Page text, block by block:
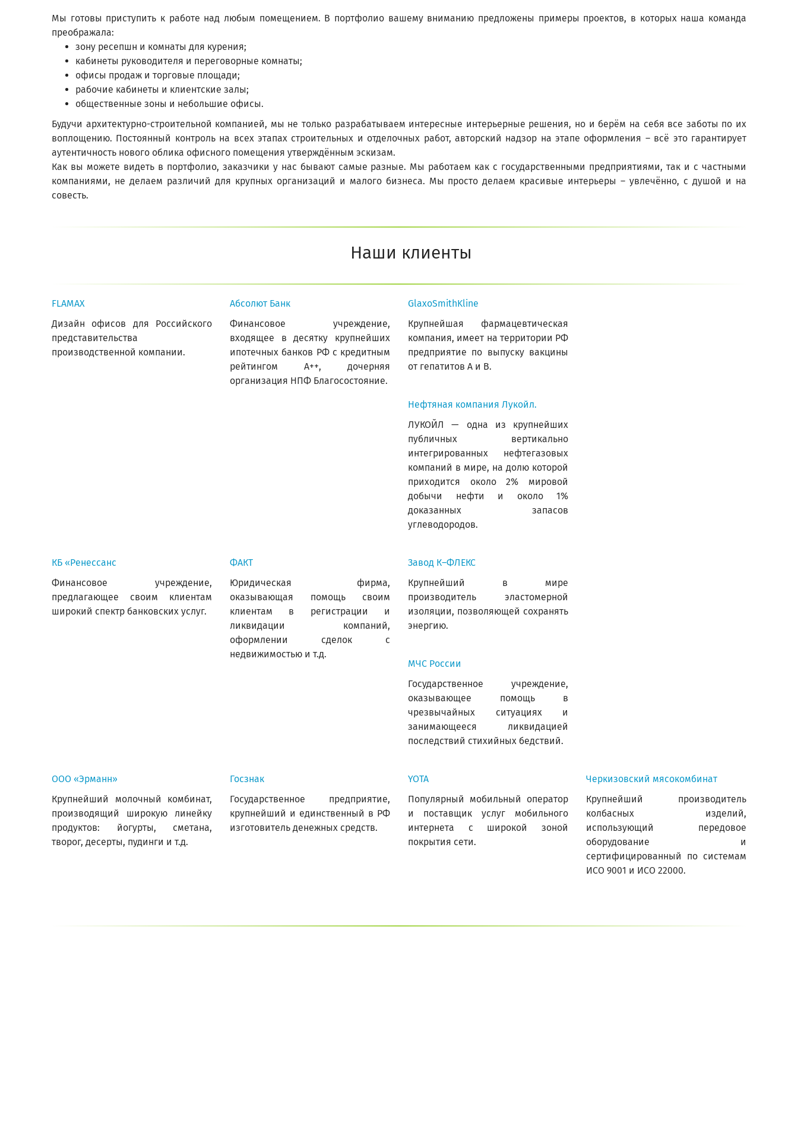
Мы готовы приступить к работе над любым помещением. В портфолио вашему вниманию предложены примеры проектов, в которых наша команда
преображала:
зону ресепшн и комнаты для курения;
кабинеты руководителя и переговорные комнаты;
офисы продаж и торговые площади;
рабочие кабинеты и клиентские залы;
общественные зоны и небольшие офисы.
Будучи архитектурно-строительной компанией, мы не только разрабатываем интересные интерьерные решения, но и берём на себя все заботы по их
воплощению. Постоянный контроль на всех этапах строительных и отделочных работ, авторский надзор на этапе оформления – всё это гарантирует
аутентичность нового облика офисного помещения утверждённым эскизам.
Как вы можете видеть в портфолио, заказчики у нас бывают самые разные. Мы работаем как с государственными предприятиями, так и с частными
компаниями, не делаем различий для крупных организаций и малого бизнеса. Мы просто делаем красивые интерьеры – увлечённо, с душой и на
совесть.
Наши клиенты
FLAMAX
Дизайн офисов для Российского
представительства
производственной компании.
Абсолют Банк
Финансовое учреждение,
входящее в десятку крупнейших
ипотечных банков РФ с кредитным
рейтингом А++, дочерняя
организация НПФ Благосостояние.
GlaxoSmithKline
Крупнейшая фармацевтическая
компания, имеет на территории РФ
предприятие по выпуску вакцины
от гепатитов А и В.
Нефтяная компания Лукойл.
ЛУКОЙЛ — одна из крупнейших
публичных вертикально
интегрированных нефтегазовых
компаний в мире, на долю которой
приходится около 2% мировой
добычи нефти и около 1%
доказанных запасов
углеводородов.
КБ «Ренессанс
Финансовое учреждение,
предлагающее своим клиентам
широкий спектр банковских услуг.
ФАКТ
Юридическая фирма,
оказывающая помощь своим
клиентам в регистрации и
ликвидации компаний,
оформлении сделок с
недвижимостью и т.д.
Завод К–ФЛЕКС
Крупнейший в мире
производитель эластомерной
изоляции, позволяющей сохранять
энергию.
МЧС России
Государственное учреждение,
оказывающее помощь в
чрезвычайных ситуациях и
занимающееся ликвидацией
последствий стихийных бедствий.
ООО «Эрманн»
Крупнейший молочный комбинат,
производящий широкую линейку
продуктов: йогурты, сметана,
творог, десерты, пудинги и т.д.
Госзнак
Государственное предприятие,
крупнейший и единственный в РФ
изготовитель денежных средств.
YOTA
Популярный мобильный оператор
и поставщик услуг мобильного
интернета с широкой зоной
покрытия сети.
Черкизовский мясокомбинат
Крупнейший производитель
колбасных изделий,
использующий передовое
оборудование и
сертифицированный по системам
ИСО 9001 и ИСО 22000.